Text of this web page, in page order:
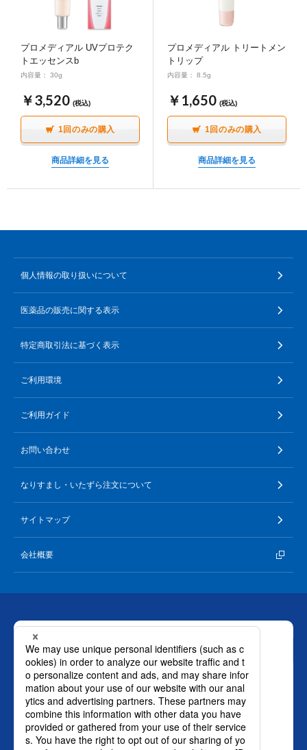
プロメディアル UVプロテク
トエッセンスb
内容量： 30g
￥3,520 (税込)
1回のみの購入
商品詳細を見る
プロメディアル トリートメン
トリップ
内容量： 8.5g
￥1,650 (税込)
1回のみの購入
商品詳細を見る
個人情報の取り扱いについて
医薬品の販売に関する表示
特定商取引法に基づく表示
ご利用環境
ご利用ガイド
お問い合わせ
なりすまし・いたずら注文について
サイトマップ
会社概要
お問い合わせ
ロート製薬株式会社 通販事業部
0120-880-610
月～土：9時～21時 日祝：9時～18時
（年末年始を除く）